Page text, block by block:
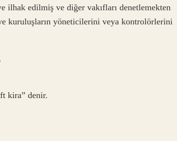
ilhak edilmiş ve diğer vakıfları denetlemekten
kuruluşların yöneticilerini veya kontrolörlerini
kira” denir.